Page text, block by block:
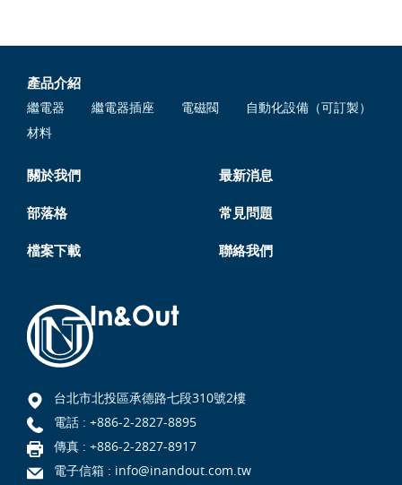
產品介紹
繼電器 繼電器插座 電磁閥
自動化設備（可訂製）
材料
關於我們 最新消息
部落格 常見問題
檔案下載 聯絡我們
台北市北投區承德路七段310號2樓
電話 : +886-2-2827-8895
傳真 : +886-2-2827-8917
電子信箱 : info@inandout.com.tw